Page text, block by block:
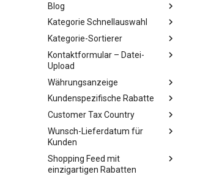
Blog
Kategorie Schnellauswahl
Kategorie-Sortierer
Kontaktformular – Datei-
Upload
Währungsanzeige
Kundenspezifische Rabatte
Customer Tax Country
Wunsch-Lieferdatum für
Kunden
Shopping Feed mit
einzigartigen Rabatten